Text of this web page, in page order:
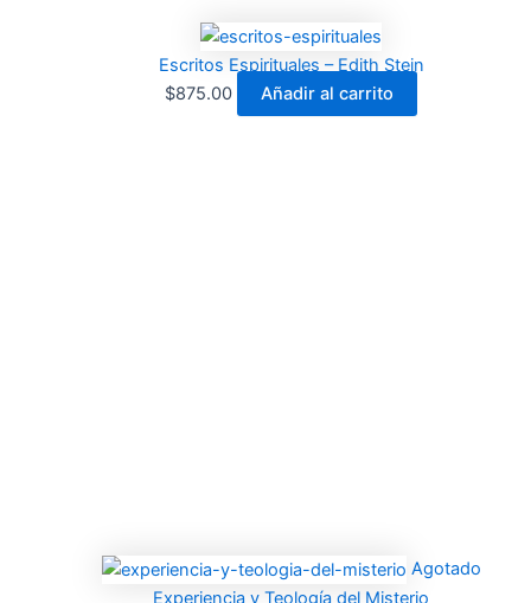
Escritos Espirituales – Edith Stein
$875.00 Añadir al carrito
Agotado
Experiencia y Teología del Misterio